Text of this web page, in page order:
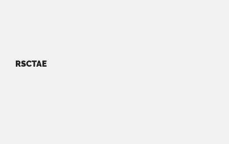
RSCTAE